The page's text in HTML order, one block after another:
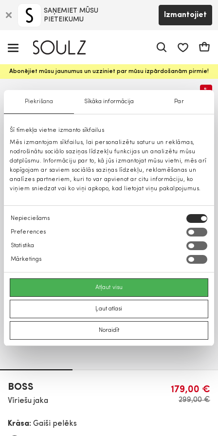
Piekrišana Sīkāka informācija Par
Šī tīmekļa vietne izmanto sīkfailus
Mēs izmantojam sīkfailus, lai personalizētu saturu un reklāmas,
nodrošinātu sociālo saziņas līdzekļu funkcijas un analizētu mūsu
datplūsmu. Informāciju par to, kā jūs izmantojat mūsu vietni, mēs arī
kopīgojam ar saviem sociālās saziņas līdzekļu, reklamēšanas un
analīzes partneriem, kuri to var apvienot ar citu informāciju, ko
viņiem sniedzat vai ko viņi apkopo, kad lietojat viņu pakalpojumus.
Piekrišanas
izvēle
Nepieciešams
Preferences
Statistika
Mārketings
Atļaut visu
Ļaut atlasi
Noraidīt
SAŅEMIET MŪSU
PIETEIKUMU
Izmantojiet
Abonējiet mūsu jaunumus un uzziniet par mūsu izpārdošanām pirmie!
%
BOSS
Vīriešu jaka
179,00 €
299,00 €
Krāsa: Gaiši pelēks